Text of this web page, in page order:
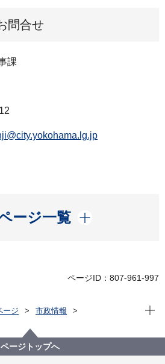
問合せ
課
ージ一覧
開く
ページID：807-961-997
ージ
市政情報
令和６年９月１日付け人事異動
現在
ページトップへ